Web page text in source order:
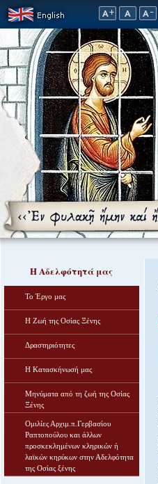
Η Αδελφότητά μας
Το Έργο μας
Η Ζωή της Οσίας Ξένης
Δραστηριότητες
Η Κατασκήνωσή μας
Μηνύματα από τη ζωή της Οσίας
Ξένης
Ομιλίες Αρχιμ.π.Γερβασίου
Ραπτοπούλου και άλλων
προσκεκλημένων κληρικών ή
λαϊκών κηρύκων στην Αδελφότητα
της Οσίας ξένης